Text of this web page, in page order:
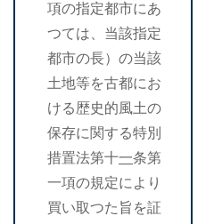
項の指定都市にあ
つては、当該指定
都市の長）の当該
土地等を古都にお
ける歴史的風土の
保存に関する特別
措置法第十一条第
一項の規定により
買い取つた旨を証